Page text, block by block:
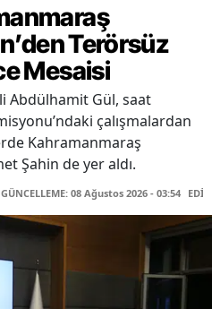
Terörsüz
Mesaisi
Abdülhamit Gül, saat
çalışmalardan
Kahramanmaraş
Şahin de yer aldı.
GÜNCELLEME: 08 Ağustos 2026 - 03:54